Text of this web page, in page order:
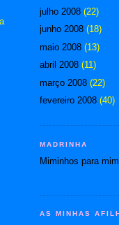
julho 2008 (22)
junho 2008 (18)
maio 2008 (13)
abril 2008 (11)
março 2008 (22)
fevereiro 2008 (40)
MADRINHA
Miminhos para
AS MINHAS